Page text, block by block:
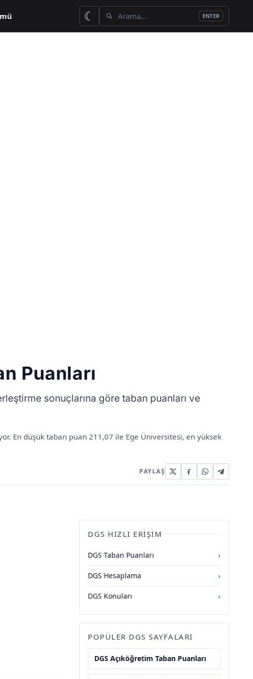
☾ İçerik ara ENTER
Puanları
sonuçlarına göre taban puanları ve
En düşük taban puan 211,07 ile Ege Üniversitesi, en yüksek
PAYLAŞ
DGS HIZLI ERIŞIM
DGS Taban Puanları ›
DGS Hesaplama ›
DGS Konuları ›
POPÜLER DGS SAYFALARI
DGS Açıköğretim Taban Puanları